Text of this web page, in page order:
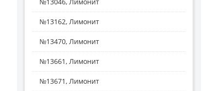
№13162, Лимонит
№13470, Лимонит
№13661, Лимонит
№13671, Лимонит